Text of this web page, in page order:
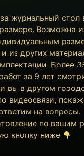
журнальный стол
Возможна
из других
Более
за 9 лет
вы в другом
видеосвязи,
на вопросы.
по вашим
кнопку ниже